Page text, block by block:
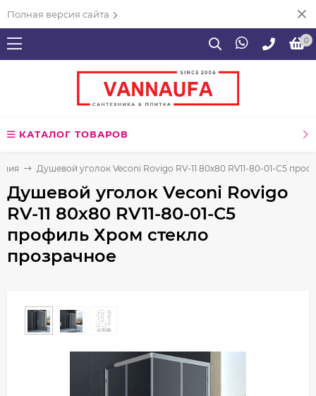
Полная версия сайта
0
КАТАЛОГ ТОВАРОВ
Душевой уголок Veconi Rovigo RV-11 80x80 RV11-80-01-C5
Душевой уголок Veconi Rovigo
RV-11 80x80 RV11-80-01-C5
профиль Хром стекло
прозрачное